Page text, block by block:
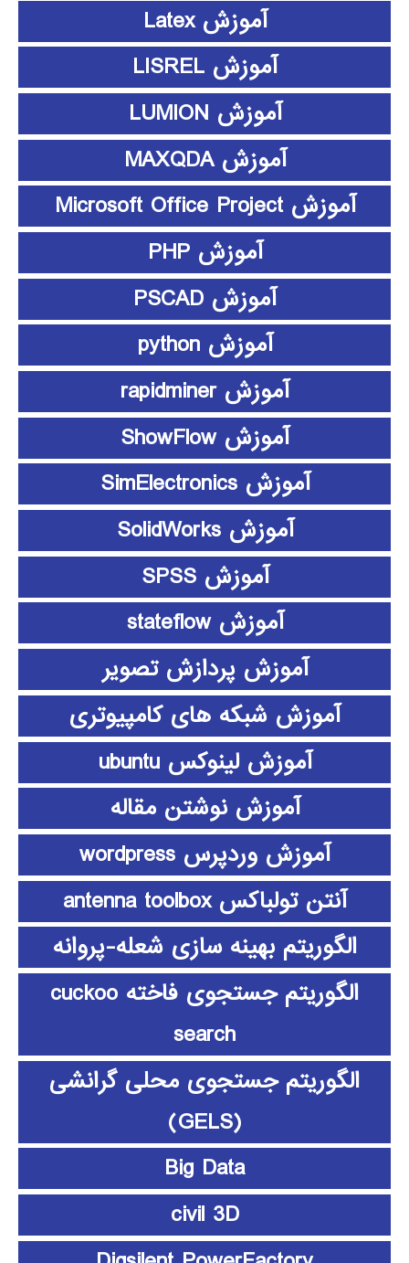
آموزش Latex
آموزش LISREL
آموزش LUMION
آموزش MAXQDA
آموزش Microsoft Office Project
آموزش PHP
آموزش PSCAD
آموزش python
آموزش rapidminer
آموزش ShowFlow
آموزش SimElectronics
آموزش SolidWorks
آموزش SPSS
آموزش stateflow
آموزش پردازش تصویر
آموزش شبکه های کامپیوتری
آموزش لینوکس ubuntu
آموزش نوشتن مقاله
آموزش وردپرس wordpress
آنتن تولباکس antenna toolbox
الگوریتم بهینه سازی شعله-پروانه
الگوریتم جستجوی فاخته cuckoo
search
الگوریتم جستجوی محلی گرانشی
(GELS)
Big Data
civil 3D